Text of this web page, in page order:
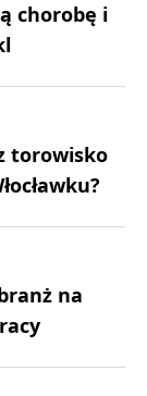
chorobę i
torowisko
na